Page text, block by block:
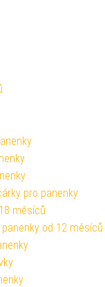
pro panenky
měsíců
od 12 měsíců